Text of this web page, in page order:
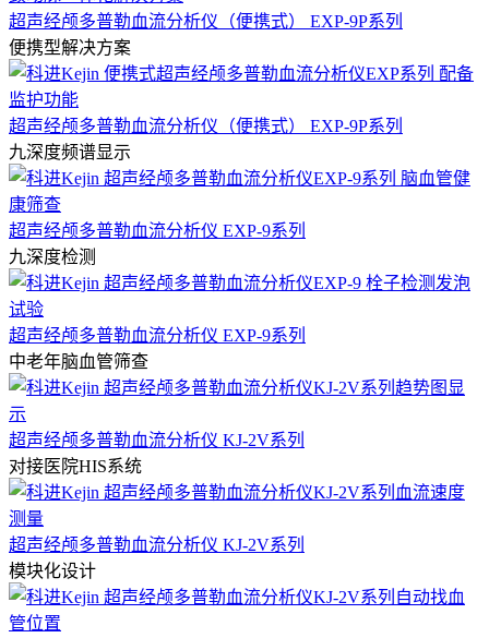
超声经颅多普勒血流分析仪（便携式） EXP-9P系列
便携型解决方案
超声经颅多普勒血流分析仪（便携式） EXP-9P系列
九深度频谱显示
超声经颅多普勒血流分析仪 EXP-9系列
九深度检测
超声经颅多普勒血流分析仪 EXP-9系列
中老年脑血管筛查
超声经颅多普勒血流分析仪 KJ-2V系列
对接医院HIS系统
超声经颅多普勒血流分析仪 KJ-2V系列
模块化设计